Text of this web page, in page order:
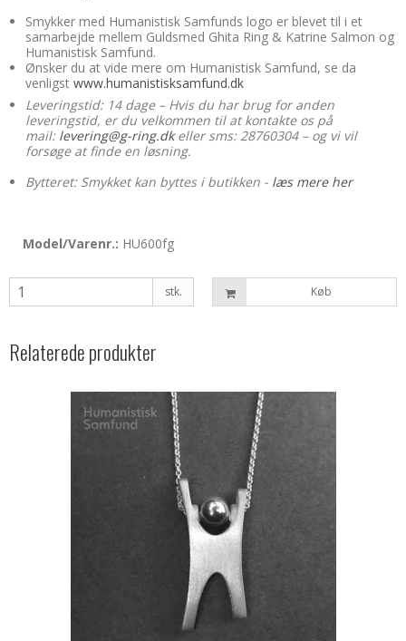
Smykker med Humanistisk Samfunds logo er blevet til i et
samarbejde mellem Guldsmed Ghita Ring & Katrine Salmon og
Humanistisk Samfund.
Ønsker du at vide mere om Humanistisk Samfund, se da
venligst www.humanistisksamfund.dk
Leveringstid: 14 dage – Hvis du har brug for anden
leveringstid, er du velkommen til at kontakte os på
mail: levering@g-ring.dk eller sms: 28760304 – og vi vil
forsøge at finde en løsning.
Bytteret: Smykket kan byttes i butikken - læs mere her
Model/Varenr.: HU600fg
stk. Køb
Relaterede produkter